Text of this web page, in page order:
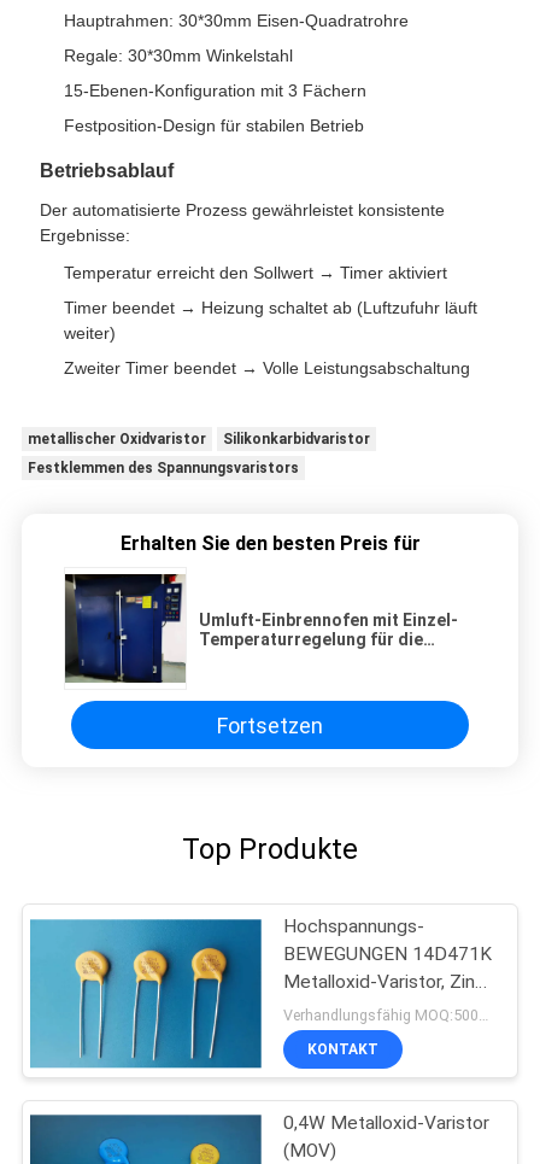
Hauptrahmen: 30*30mm Eisen-Quadratrohre
Regale: 30*30mm Winkelstahl
15-Ebenen-Konfiguration mit 3 Fächern
Festposition-Design für stabilen Betrieb
Betriebsablauf
Der automatisierte Prozess gewährleistet konsistente
Ergebnisse:
Temperatur erreicht den Sollwert → Timer aktiviert
Timer beendet → Heizung schaltet ab (Luftzufuhr läuft
weiter)
Zweiter Timer beendet → Volle Leistungsabschaltung
metallischer Oxidvaristor
Silikonkarbidvaristor
Festklemmen des Spannungsvaristors
Erhalten Sie den besten Preis für
Umluft-Einbrennofen mit Einzel-
Temperaturregelung für die
Fortsetzen
Top Produkte
Hochspannungs-
BEWEGUNGEN 14D471K
Metalloxid-Varistor, Zink-
Oxid-Varistoren
Verhandlungsfähig MOQ:5000pcs
KONTAKT
0,4W Metalloxid-Varistor
(MOV)